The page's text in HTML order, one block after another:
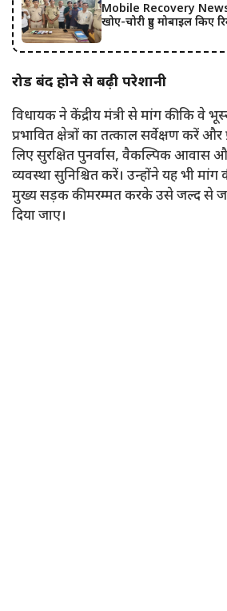
Mobile Recovery
खोए-चोरी हुए मोबाइल किए
रोड बंद होने से बढ़ी परेशानी
विधायक ने केंद्रीय मंत्री से मांग की कि वे
प्रभावित क्षेत्रों का तत्काल सर्वेक्षण करें और
लिए सुरक्षित पुनर्वास, वैकल्पिक आवास
व्यवस्था सुनिश्चित करें। उन्होंने यह भी मांग
मुख्य सड़क की मरम्मत करके उसे जल्द से
दिया जाए।